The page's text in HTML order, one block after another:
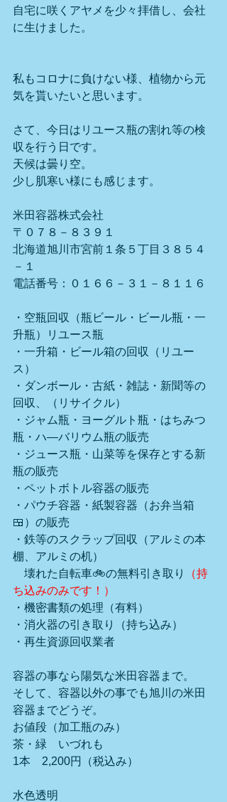
自宅に咲くアヤメを少々拝借し、会社
に生けました。
私もコロナに負けない様、植物から元
気を貰いたいと思います。
さて、今日はリユース瓶の割れ等の検
収を行う日です。
天候は曇り空。
少し肌寒い様にも感じます。
米田容器株式会社
〒０７８－８３９１
北海道旭川市宮前１条５丁目３８５４
－１
電話番号：０１６６－３１－８１１６
・空瓶回収（瓶ビール・ビール瓶・一
升瓶）リユース瓶
・一升箱・ビール箱の回収（リユー
ス）
・ダンボール・古紙・雑誌・新聞等の
回収、（リサイクル）
・ジャム瓶・ヨーグルト瓶・はちみつ
瓶・ハ―バリウム瓶の販売
・ジュース瓶・山菜等を保存とする新
瓶の販売
・ペットボトル容器の販売
・パウチ容器・紙製容器（お弁当箱
🍱）の販売
・鉄等のスクラップ回収（アルミの本
棚、アルミの机）
壊れた自転車🚲の無料引き取り
（持
ち込みのみです！）
・機密書類の処理（有料）
・消火器の引き取り（持ち込み）
・再生資源回収業者
容器の事なら陽気な米田容器まで。
そして、容器以外の事でも旭川の米田
容器までどうぞ。
お値段（加工瓶のみ）
茶・緑　いづれも
1本　2,200円（税込み）
水色透明